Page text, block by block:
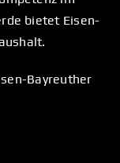
bietet Eisen-
Bayreuther